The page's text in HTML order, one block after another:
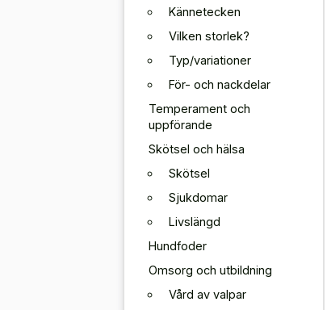
Kännetecken
Vilken storlek?
Typ/variationer
För- och nackdelar
Temperament och
uppförande
Skötsel och hälsa
Skötsel
Sjukdomar
Livslängd
Hundfoder
Omsorg och utbildning
Vård av valpar